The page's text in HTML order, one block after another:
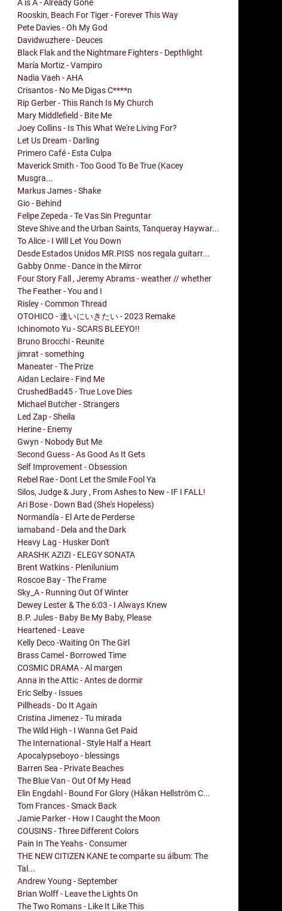
A is A - Already Gone
Rooskin, Beach For Tiger - Forever This Way
Pete Davies - Oh My God
Davidwuzhere - Deuces
Black Flak and the Nightmare Fighters - Depthlight
María Mortiz - Vampiro
Nadia Vaeh - AHA
Crisantos - No Me Digas C****n
Rip Gerber - This Ranch Is My Church
Mary Middlefield - Bite Me
Joey Collins - Is This What We're Living For?
Let Us Dream - Darling
Primero Café - Esta Culpa
Maverick Smith - Too Good To Be True (Kacey
Musgra...
Markus James - Shake
Gio - Behind
Felipe Zepeda - Te Vas Sin Preguntar
Steve Shive and the Urban Saints, Tanqueray Haywar...
To Alice - I Will Let You Down
Desde Estados Unidos MR.PISS nos regala guitarr...
Gabby Onme - Dance in the Mirror
Four Story Fall , Jeremy Abrams - weather // whether
The Feather - You and I
Risley - Common Thread
OTOHICO - 逢いにいきたい - 2023 Remake
Ichinomoto Yu - SCARS BLEEYO!!
Bruno Brocchi - Reunite
jimrat - something
Maneater - The Prize
Aidan Leclaire - Find Me
CrushedBad45 - True Love Dies
Michael Butcher - Strangers
Led Zap - Sheila
Herine - Enemy
Gwyn - Nobody But Me
Second Guess - As Good As It Gets
Self Improvement - Obsession
Rebel Rae - Dont Let the Smile Fool Ya
Silos, Judge & Jury , From Ashes to New - IF I FALL!
Ari Bose - Down Bad (She's Hopeless)
Normandía - El Arte de Perderse
iamaband - Dela and the Dark
Heavy Lag - Husker Don't
ARASHK AZIZI - ELEGY SONATA
Brent Watkins - Plenilunium
Roscoe Bay - The Frame
Sky_A - Running Out Of Winter
Dewey Lester & The 6:03 - I Always Knew
B.P. Jules - Baby Be My Baby, Please
Heartened - Leave
Kelly Deco -Waiting On The Girl
Brass Camel - Borrowed Time
COSMIC DRAMA - Al margen
Anna in the Attic - Antes de dormir
Eric Selby - Issues
Pillheads - Do It Again
Cristina Jimenez - Tu mirada
The Wild High - I Wanna Get Paid
The International - Style Half a Heart
Apocalypseboyo - blessings
Barren Sea - Private Beaches
The Blue Van - Out Of My Head
Elin Engdahl - Bound For Glory (Håkan Hellström C...
Tom Frances - Smack Back
Jamie Parker - How I Caught the Moon
COUSINS - Three Different Colors
Pain In The Yeahs - Consumer
THE NEW CITIZEN KANE te comparte su álbum: The
Tal...
Andrew Young - September
Brian Wolff - Leave the Lights On
The Two Romans - Like It Like This